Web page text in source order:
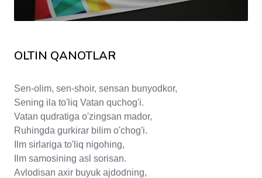
OLTIN QANOTLAR
Sen-olim, sen-shoir, sensan bunyodkor,
Sening ila to'liq Vatan quchog'i.
Vatan qudratiga o'zingsan mador,
Ruhingda gurkirar bilim o'chog'i.
Ilm sirlariga to'liq nigohing,
Ilm samosining asl sorisan.
Avlodisan axir buyuk ajdodning,